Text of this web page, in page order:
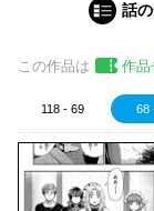
話
この作品は 作品
118 - 69 68